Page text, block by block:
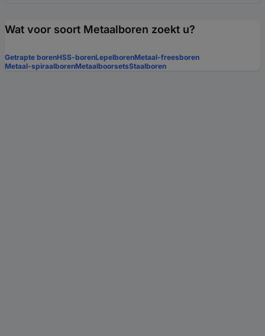
Wat voor soort Metaalboren zoekt u?
Getrapte borenHSS-borenLepelborenMetaal-freesboren
Metaal-spiraalborenMetaalboorsetsStaalboren